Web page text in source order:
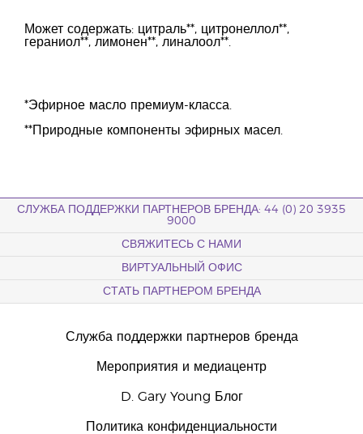
Может содержать: цитраль**, цитронеллол**,
гераниол**, лимонен**, линалоол**.
*Эфирное масло премиум-класса.
**Природные компоненты эфирных масел.
СЛУЖБА ПОДДЕРЖКИ ПАРТНЕРОВ БРЕНДА: 44 (0) 20 3935
9000
СВЯЖИТЕСЬ С НАМИ
ВИРТУАЛЬНЫЙ ОФИС
СТАТЬ ПАРТНЕРОМ БРЕНДА
Служба поддержки партнеров бренда
Мероприятия и медиацентр
D. Gary Young Блог
Политика конфиденциальности